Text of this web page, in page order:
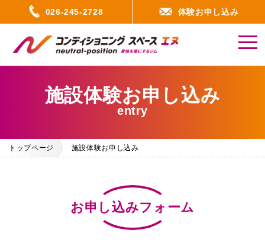
026-245-2728 体験お申し込み
施設体験お申し込み
entry
トップページ 施設体験お申し込み
お申し込みフォーム